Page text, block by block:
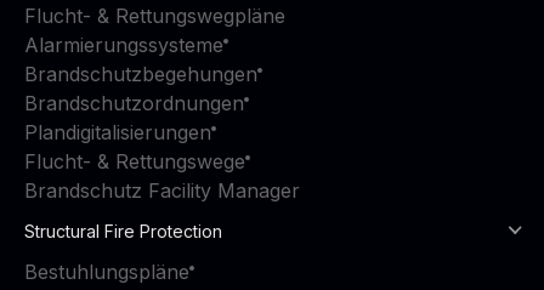
Flucht- & Rettungswegpläne
Alarmierungssysteme
Brandschutzbegehungen
Brandschutzordnungen
Plandigitalisierungen
Flucht- & Rettungswege
Brandschutz Facility Manager
Structural Fire Protection
Bestuhlungspläne